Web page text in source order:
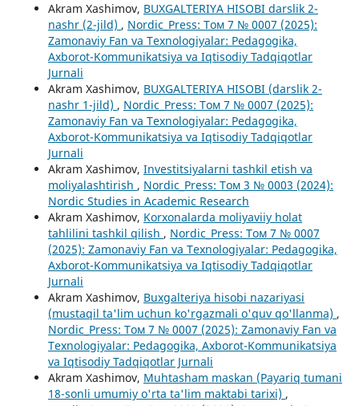
Akram Xashimov, BUXGALTERIYA HISOBI darslik 2-
nashr (2-jild) , Nordic_Press: Том 7 № 0007 (2025):
Zamonaviy Fan va Texnologiyalar: Pedagogika,
Axborot-Kommunikatsiya va Iqtisodiy Tadqiqotlar
Jurnali
Akram Xashimov, BUXGALTERIYA HISOBI (darslik 2-
nashr 1-jild) , Nordic_Press: Том 7 № 0007 (2025):
Zamonaviy Fan va Texnologiyalar: Pedagogika,
Axborot-Kommunikatsiya va Iqtisodiy Tadqiqotlar
Jurnali
Akram Xashimov, Investitsiyalarni tashkil etish va
moliyalashtirish , Nordic_Press: Том 3 № 0003 (2024):
Nordic Studies in Academic Research
Akram Xashimov, Korxonalarda moliyaviiy holat
tahlilini tashkil qilish , Nordic_Press: Том 7 № 0007
(2025): Zamonaviy Fan va Texnologiyalar: Pedagogika,
Axborot-Kommunikatsiya va Iqtisodiy Tadqiqotlar
Jurnali
Akram Xashimov, Buxgalteriya hisobi nazariyasi
(mustaqil ta'lim uchun ko'rgazmali o'quv qo'llanma) ,
Nordic_Press: Том 7 № 0007 (2025): Zamonaviy Fan va
Texnologiyalar: Pedagogika, Axborot-Kommunikatsiya
va Iqtisodiy Tadqiqotlar Jurnali
Akram Xashimov, Muhtasham maskan (Payariq tumani
18-sonli umumiy o'rta ta'lim maktabi tarixi) ,